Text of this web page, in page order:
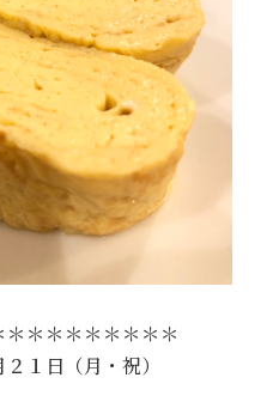
＊＊＊＊＊＊＊＊
１日（月・祝）